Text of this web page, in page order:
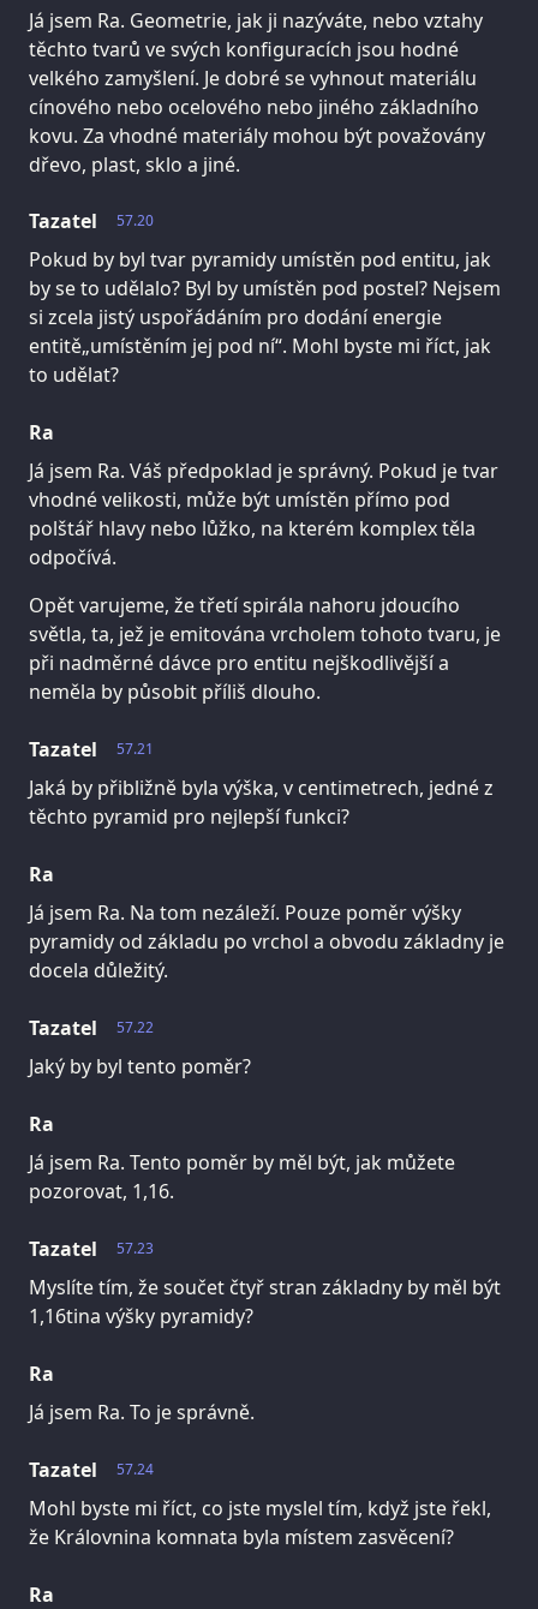
Já jsem Ra. Geometrie, jak ji nazýváte, nebo vztahy
těchto tvarů ve svých konfiguracích jsou hodné
velkého zamyšlení. Je dobré se vyhnout materiálu
cínového nebo ocelového nebo jiného základního
kovu. Za vhodné materiály mohou být považovány
dřevo, plast, sklo a jiné.
57.20
Tazatel
Pokud by byl tvar pyramidy umístěn pod entitu, jak
by se to udělalo? Byl by umístěn pod postel? Nejsem
si zcela jistý uspořádáním pro dodání energie
entitě„umístěním jej pod ní“. Mohl byste mi říct, jak
to udělat?
Ra
Já jsem Ra. Váš předpoklad je správný. Pokud je tvar
vhodné velikosti, může být umístěn přímo pod
polštář hlavy nebo lůžko, na kterém komplex těla
odpočívá.
Opět varujeme, že třetí spirála nahoru jdoucího
světla, ta, jež je emitována vrcholem tohoto tvaru, je
při nadměrné dávce pro entitu nejškodlivější a
neměla by působit příliš dlouho.
57.21
Tazatel
Jaká by přibližně byla výška, v centimetrech, jedné z
těchto pyramid pro nejlepší funkci?
Ra
Já jsem Ra. Na tom nezáleží. Pouze poměr výšky
pyramidy od základu po vrchol a obvodu základny je
docela důležitý.
57.22
Tazatel
Jaký by byl tento poměr?
Ra
Já jsem Ra. Tento poměr by měl být, jak můžete
pozorovat, 1,16.
57.23
Tazatel
Myslíte tím, že součet čtyř stran základny by měl být
1,16tina výšky pyramidy?
Ra
Já jsem Ra. To je správně.
57.24
Tazatel
Mohl byste mi říct, co jste myslel tím, když jste řekl,
že Královnina komnata byla místem zasvěcení?
Ra